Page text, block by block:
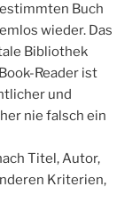
Buch
wieder. Das
Bibliothek
Reader ist
und
nie falsch ein
Titel, Autor,
Kriterien,